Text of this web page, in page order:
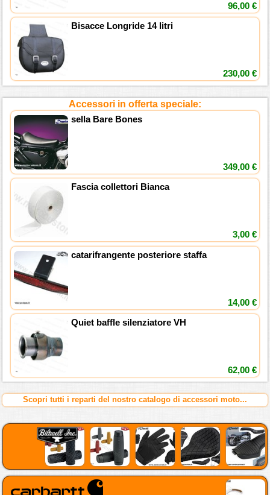
96,00 €
Bisacce Longride 14 litri
230,00 €
Accessori in offerta speciale:
sella Bare Bones
349,00 €
Fascia collettori Bianca
3,00 €
catarifrangente posteriore staffa
14,00 €
Quiet baffle silenziatore VH
62,00 €
Scopri tutti i reparti del nostro catalogo di accessori moto...